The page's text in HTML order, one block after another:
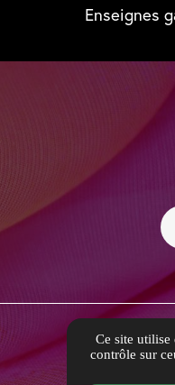
Enseignes
Ce site utilise
contrôle sur